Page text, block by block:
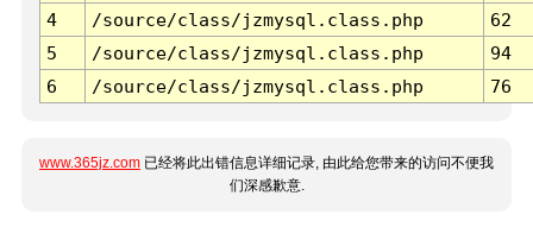
4
/source/class/jzmysql.class.php
62
5
/source/class/jzmysql.class.php
94
6
/source/class/jzmysql.class.php 76
www.365jz.com 已经将此出错信息详细记录, 由此给您带来的访问不便我
们深感歉意.